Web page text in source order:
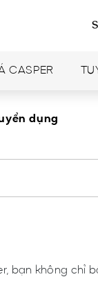
CASPER
dụng
bạn không